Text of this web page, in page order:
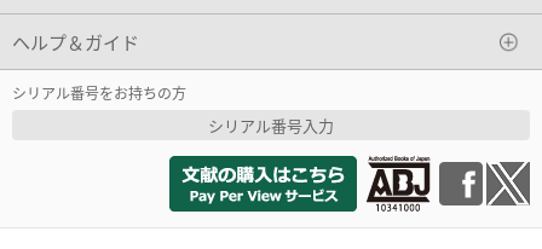
ヘルプ＆ガイド
シリアル番号をお持ちの方
シリアル番号入力